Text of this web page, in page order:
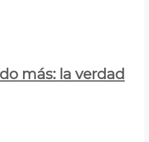
más: la verdad